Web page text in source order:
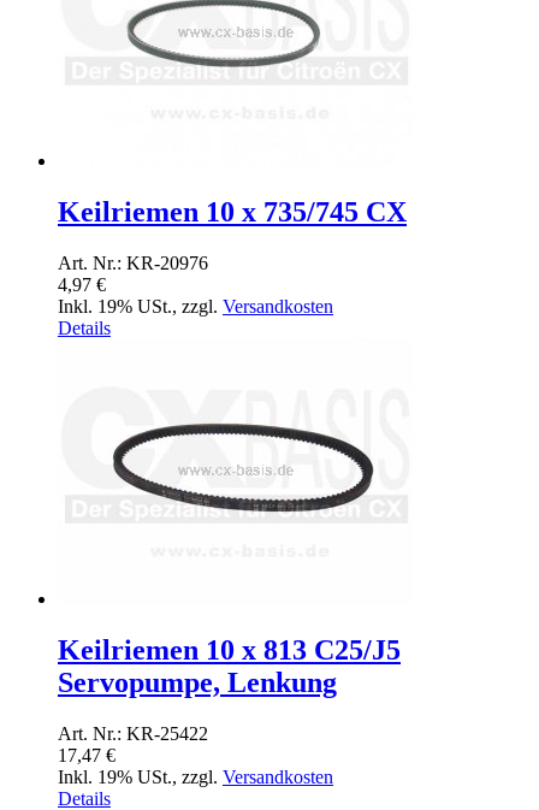
Keilriemen 10 x 735/745 CX
Art. Nr.: KR-20976
4,97 €
Inkl. 19% USt., zzgl. Versandkosten
Details
Keilriemen 10 x 813 C25/J5
Servopumpe, Lenkung
Art. Nr.: KR-25422
17,47 €
Inkl. 19% USt., zzgl. Versandkosten
Details